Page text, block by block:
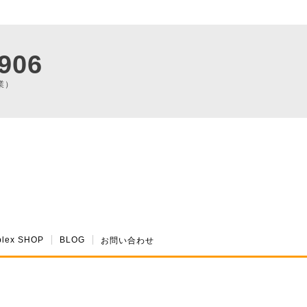
SHOP BLOG お問い合わせ